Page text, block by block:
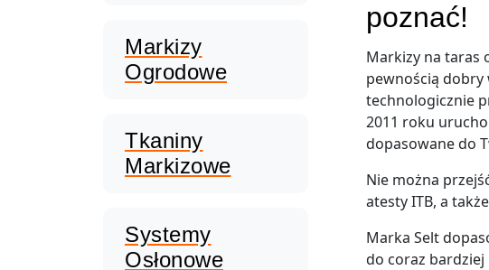
Markizy
Ogrodowe
Tkaniny
Markizowe
Systemy
Osłonowe
poznać!
Markizy na taras
pewnością dobry
technologicznie
2011 roku
dopasowane do
Nie można
atesty ITB, a
Marka Selt
do coraz